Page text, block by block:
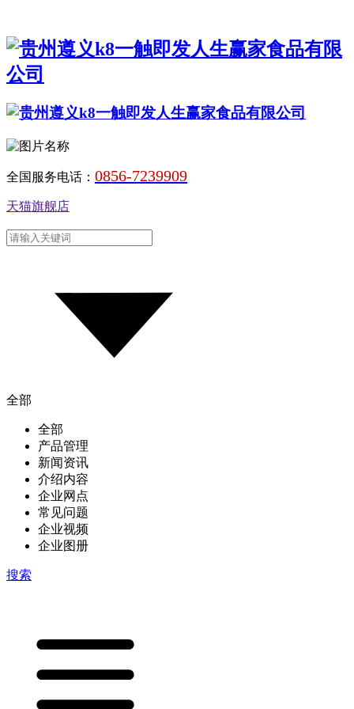
全国服务电话： 0856-7239909
天猫旗舰店
全部
全部
产品管理
新闻资讯
介绍内容
企业网点
常见问题
企业视频
企业图册
搜索